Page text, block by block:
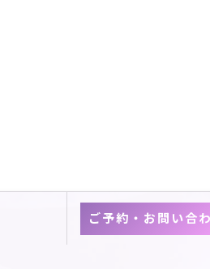
ご予約・お問い合